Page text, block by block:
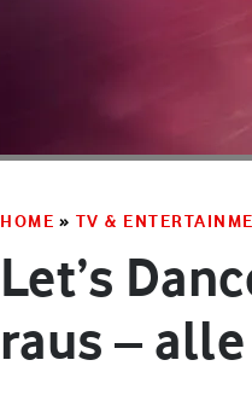
HOME » TV &
Let’s
raus –